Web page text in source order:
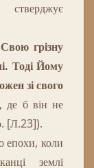
стверджує
грізну
Тоді Йому
зі свого
де б він не
[Л.23]).
епохи, коли
землі